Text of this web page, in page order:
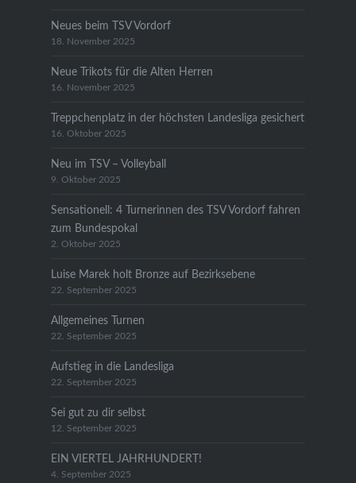
Neues beim TSV Vordorf
18. November 2025
Neue Trikots für die Alten Herren
16. November 2025
Treppchenplatz in der höchsten Landesliga gesichert
16. Oktober 2025
Neu im TSV – Volleyball
9. Oktober 2025
Sensationell: 4 Turnerinnen des TSV Vordorf fahren
zum Bundespokal
2. Oktober 2025
Luise Marek holt Bronze auf Bezirksebene
22. September 2025
Allgemeines Turnen
22. September 2025
Aufstieg in die Landesliga
22. September 2025
Sei gut zu dir selbst
12. September 2025
EIN VIERTEL JAHRHUNDERT!
4. September 2025